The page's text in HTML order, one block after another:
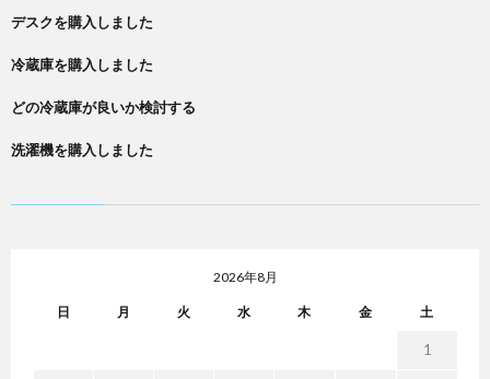
デスクを購入しました
冷蔵庫を購入しました
どの冷蔵庫が良いか検討する
洗濯機を購入しました
2026年8月
日 月 火 水 木 金 土
1